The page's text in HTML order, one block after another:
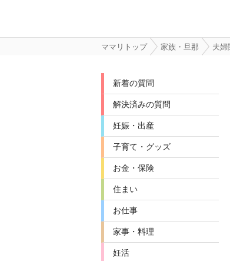
ママリトップ 家族・旦那 夫婦
新着の質問
解決済みの質問
妊娠・出産
子育て・グッズ
お金・保険
住まい
お仕事
家事・料理
妊活